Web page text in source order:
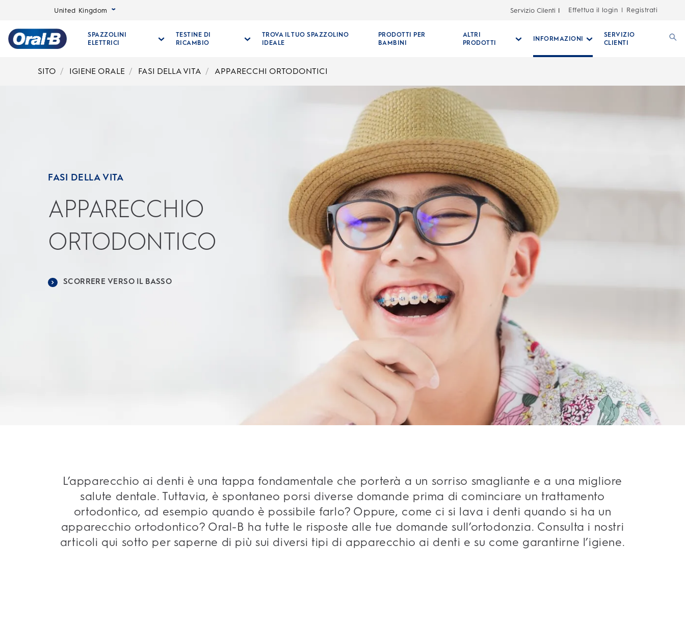
United Kingdom Servizio Cilenti Effettua il login Registrati
SPAZZOLINI
ELETTRICI
TESTINE DI
RICAMBIO
TROVA IL TUO SPAZZOLINO
IDEALE
PRODOTTI PER
BAMBINI
ALTRI
PRODOTTI
INFORMAZIONI
SERVIZIO
CLIENTI
SITO IGIENE ORALE FASI DELLA VITA APPARECCHI ORTODONTICI
FASI DELLA VITA
APPARECCHIO
ORTODONTICO
SCORRERE VERSO IL BASSO
L’apparecchio ai denti è una tappa fondamentale che porterà a un sorriso smagliante e a una migliore
salute dentale. Tuttavia, è spontaneo porsi diverse domande prima di cominciare un trattamento
ortodontico, ad esempio quando è possibile farlo? Oppure, come ci si lava i denti quando si ha un
apparecchio ortodontico? Oral-B ha tutte le risposte alle tue domande sull’ortodonzia. Consulta i nostri
articoli qui sotto per saperne di più sui diversi tipi di apparecchio ai denti e su come garantirne l’igiene.